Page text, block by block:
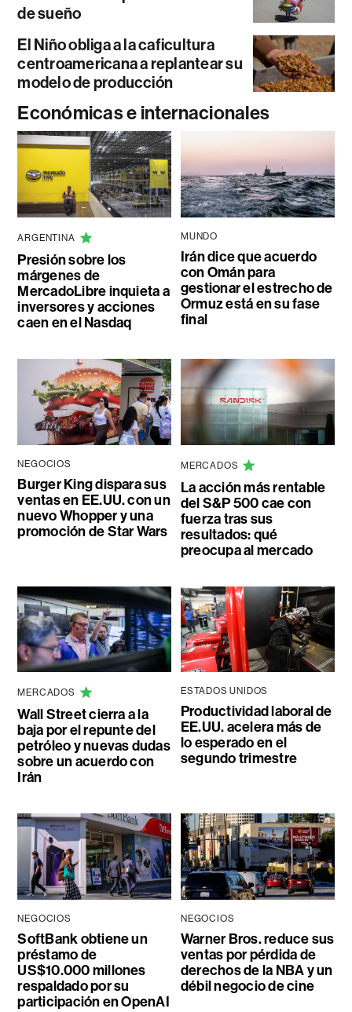
de sueño
El Niño obliga a la caficultura
centroamericana a replantear su
modelo de producción
Económicas e internacionales
ARGENTINA
Presión sobre los
márgenes de
MercadoLibre inquieta a
inversores y acciones
caen en el Nasdaq
MUNDO
Irán dice que acuerdo
con Omán para
gestionar el estrecho de
Ormuz está en su fase
final
NEGOCIOS
Burger King dispara sus
ventas en EE.UU. con un
nuevo Whopper y una
promoción de Star Wars
MERCADOS
La acción más rentable
del S&P 500 cae con
fuerza tras sus
resultados: qué
preocupa al mercado
MERCADOS
Wall Street cierra a la
baja por el repunte del
petróleo y nuevas dudas
sobre un acuerdo con
Irán
ESTADOS UNIDOS
Productividad laboral de
EE.UU. acelera más de
lo esperado en el
segundo trimestre
NEGOCIOS
SoftBank obtiene un
préstamo de
US$10.000 millones
respaldado por su
participación en OpenAI
NEGOCIOS
Warner Bros. reduce sus
ventas por pérdida de
derechos de la NBA y un
débil negocio de cine